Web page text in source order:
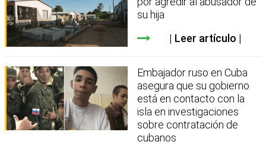
su hija
Leer artículo
Embajador ruso en Cuba
asegura que su gobierno
está en contacto con la
isla en investigaciones
sobre contratación de
cubanos